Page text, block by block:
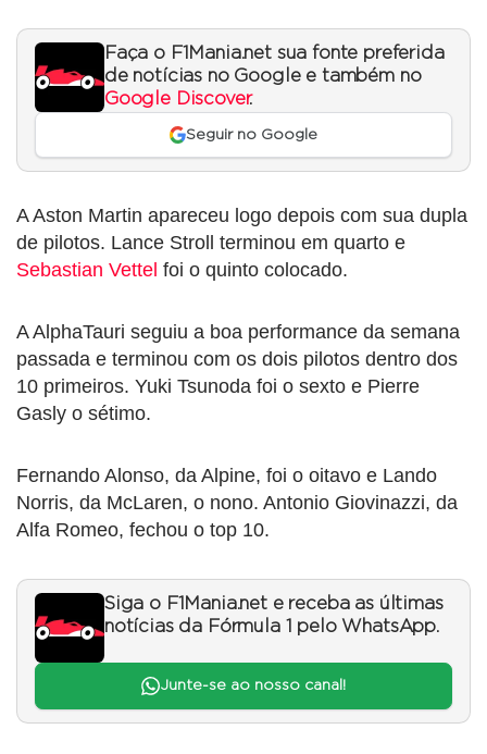
Faça o F1Mania.net sua fonte preferida
de notícias no Google e também no
Google Discover.
Seguir no Google
A Aston Martin apareceu logo depois com sua dupla
de pilotos. Lance Stroll terminou em quarto e
Sebastian Vettel foi o quinto colocado.
A AlphaTauri seguiu a boa performance da semana
passada e terminou com os dois pilotos dentro dos
10 primeiros. Yuki Tsunoda foi o sexto e Pierre
Gasly o sétimo.
Fernando Alonso, da Alpine, foi o oitavo e Lando
Norris, da McLaren, o nono. Antonio Giovinazzi, da
Alfa Romeo, fechou o top 10.
Siga o F1Mania.net e receba as últimas
notícias da Fórmula 1 pelo WhatsApp.
Junte-se ao nosso canal!